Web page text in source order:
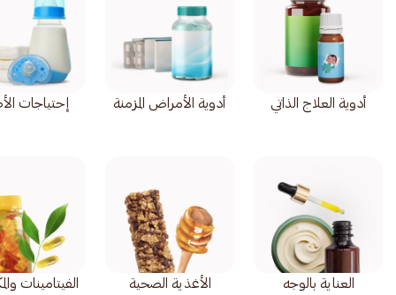
أدوية العلاج الذاتي أدوية الأمراض المزمنة إحتياجات
العناية بالوجه الأغذية الصحية
الفيتامينات